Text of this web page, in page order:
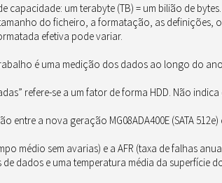
capacidade: um terabyte (TB) = um bilião de
do ficheiro, a formatação, as definições,
efetiva pode variar.
é uma medição dos dados ao longo do
refere-se a um fator de forma HDD. Não
entre a nova geração MG08ADA400E (SATA 512e)
médio sem avarias) e a AFR (taxa de falhas
dados e uma temperatura média da superfície